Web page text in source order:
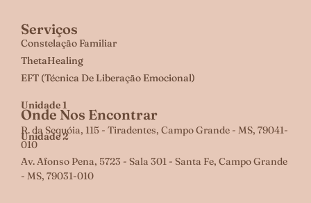
Serviços
Constelação Familiar
ThetaHealing
EFT (Técnica De Liberação Emocional)
Onde Nos Encontrar
Unidade 1
R. da Sequóia, 115 - Tiradentes, Campo Grande - MS, 79041-
010
Unidade 2
Av. Afonso Pena, 5723 - Sala 301 - Santa Fe, Campo Grande
- MS, 79031-010